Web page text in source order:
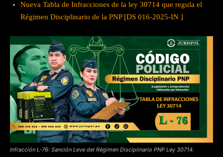
Nueva Tabla de Infracciones de la ley 30714 que regula el
Régimen Disciplinario de la PNP [DS 016-2025-IN ]
Infracción L-76: Sanción Leve del Régimen Disciplinario PNP Ley 30714.